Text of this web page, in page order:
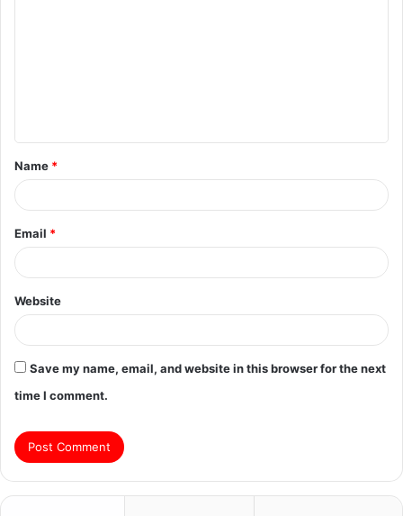
t
*
Name *
Email *
Website
Save my name, email, and website in this browser for the next
time I comment.